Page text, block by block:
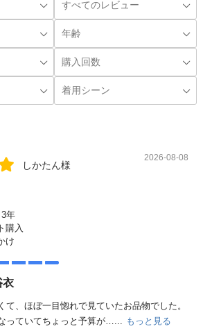
しかたん様
2026-08-08
年
購入
け
衣
て、ほぼ一目惚れで見ていたお品物でした。
っていてちょっと予算が…... もっと見る